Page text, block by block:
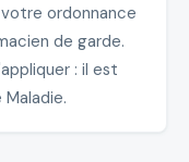
ordonnance
de garde.
: il est